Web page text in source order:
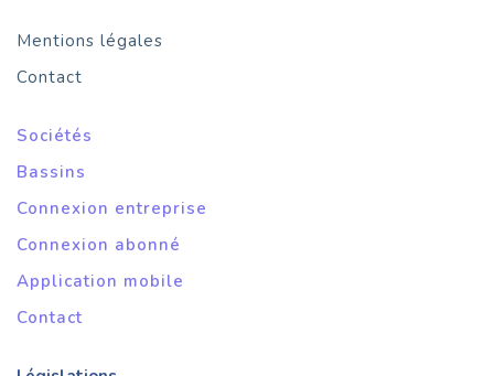
Mentions légales
Contact
Sociétés
Bassins
Connexion entreprise
Connexion abonné
Application mobile
Contact